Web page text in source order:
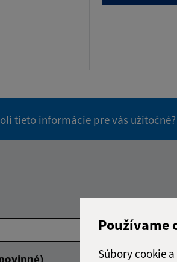
Používame
Súbory cookie
tieto informácie pre vás užitočné?